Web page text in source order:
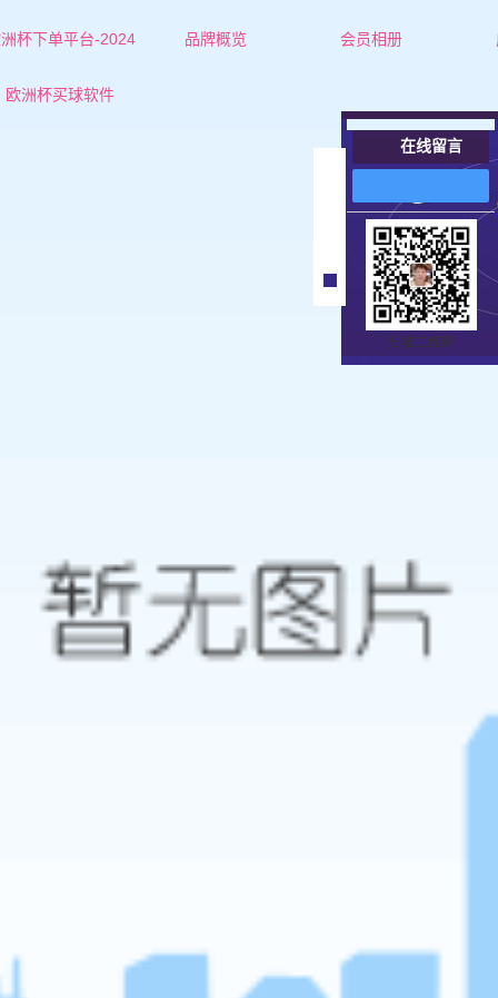
杯下单平台-2024
欧洲杯买球软件
品牌概览 会员相册
红娘-张老师
女士
男士
在线留言
扫描二维码